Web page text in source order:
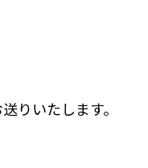
りいたします。